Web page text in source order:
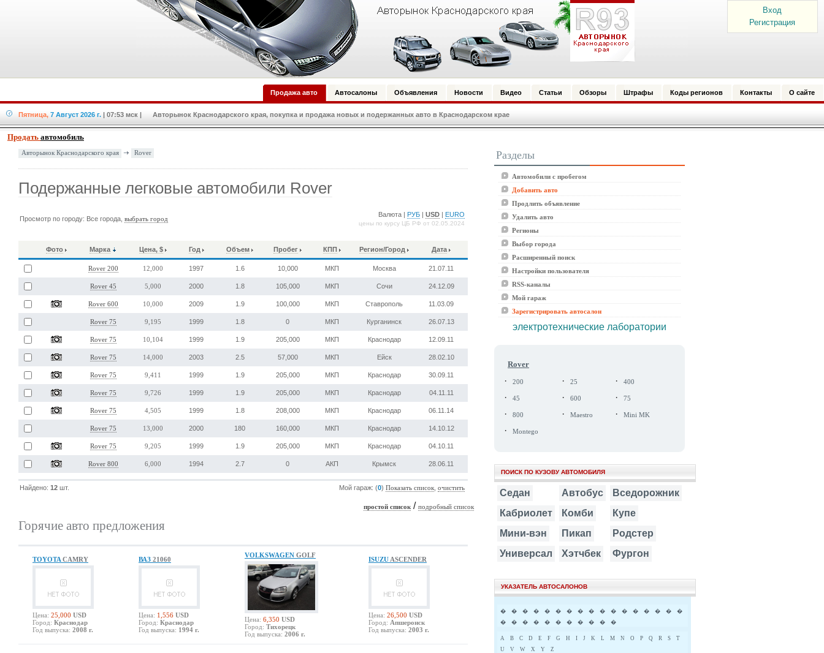
Вход
Регистрация
Продажа авто Автосалоны Объявления Новости Видео Статьи Обзоры Штрафы Коды регионов Контакты О сайте
Пятница, 7 Август 2026 г. | 07:53 мск | Авторынок Краснодарского края, покупка и продажа новых и подержанных авто в Краснодарском крае
Продать автомобиль
Авторынок Краснодарского края Rover
Подержанные легковые автомобили Rover
Просмотр по городу: Все города,выбрать город
Валюта | РУБ |USD EURO
цены по курсу ЦБ РФ от 02.05.2024
Фото Марка Цена, $ Год Объем Пробег КПП Регион/Город Дата
Rover 200 12,000 1997 1.6 10,000 МКП Москва 21.07.11
Rover 45 5,000 2000 1.8 105,000 МКП Сочи 24.12.09
Rover 600 10,000 2009 1.9 100,000 МКП Ставрополь 11.03.09
Rover 75 9,195 1999 1.8 0 МКП Курганинск 26.07.13
Rover 75 10,104 1999 1.9 205,000 МКП Краснодар 12.09.11
Rover 75 14,000 2003 2.5 57,000 МКП Ейск 28.02.10
Rover 75 9,411 1999 1.9 205,000 МКП Краснодар 30.09.11
Rover 75 9,726 1999 1.9 205,000 МКП Краснодар 04.11.11
Rover 75 4,505 1999 1.8 208,000 МКП Краснодар 06.11.14
Rover 75 13,000 2000 180 160,000 МКП Краснодар 14.10.12
Rover 75 9,205 1999 1.9 205,000 МКП Краснодар 04.10.11
Rover 800 6,000 1994 2.7 0 АКП Крымск 28.06.11
Найдено:12 шт. Мой гараж: (0)Показать список ,очистить
простой список /подробный список
Горячие авто предложения
TOYOTA CAMRY
Цена: 25,000 USD
Город: Краснодар
Год выпуска: 2008 г.
ВАЗ 21060
Цена: 1,556 USD
Город: Краснодар
Год выпуска: 1994 г.
VOLKSWAGEN GOLF
Цена: 6,350 USD
Город: Тихорецк
Год выпуска: 2006 г.
ISUZU ASCENDER
Цена: 26,500 USD
Город: Апшеронск
Год выпуска: 2003 г.
Разделы
Автомобили с пробегом
Добавить авто
Продлить объявление
Удалить авто
Регионы
Выбор города
Расширенный поиск
Настройки пользователя
RSS-каналы
Мой гараж
Зарегистрировать автосалон
электротехнические лаборатории
Rover
· 200 · 25 · 400
· 45 · 600 · 75
· 800 · Maestro · Mini MK
· Montego
ПОИСК ПО КУЗОВУ АВТОМОБИЛЯ
Седан Автобус
Вседорожник
Кабриолет
Комби
Купе
Мини-вэн
Пикап
Родстер
Универсал
Хэтчбек Фургон
УКАЗАТЕЛЬ АВТОСАЛОНОВ
� � � � � � � � � � � � � � � �
�
�
� � � � � � � � � �
A B C D E F G H I J K L M N O P Q R S
T
U
V W X Y Z